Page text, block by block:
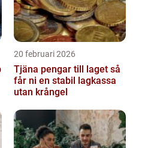
20 februari 2026
Tjäna pengar till laget så
får ni en stabil lagkassa
utan krångel